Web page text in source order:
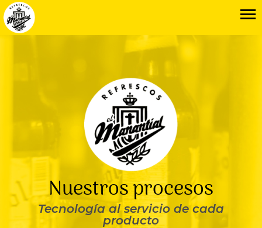
Nuestros procesos
Tecnología al servicio de cada
producto